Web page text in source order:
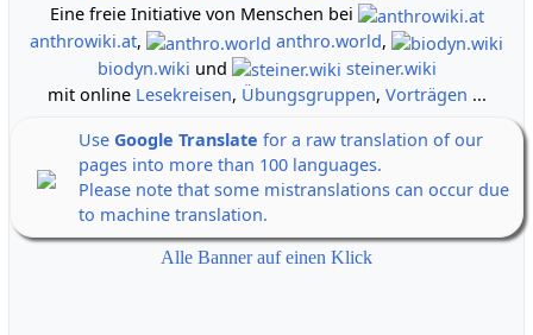
Eine freie Initiative von Menschen bei
anthrowiki.at, anthro.world,
biodyn.wiki und
steiner.wiki
mit online Lesekreisen, Übungsgruppen, Vorträgen ...
Use Google Translate for a raw translation of our
pages into more than 100 languages.
Please note that some mistranslations can occur due
to machine translation.
Alle Banner auf einen Klick